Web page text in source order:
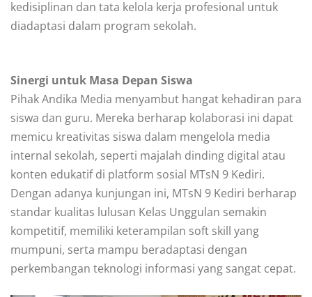
kedisiplinan dan tata kelola kerja profesional untuk
diadaptasi dalam program sekolah.
Sinergi untuk Masa Depan Siswa
Pihak Andika Media menyambut hangat kehadiran para
siswa dan guru. Mereka berharap kolaborasi ini dapat
memicu kreativitas siswa dalam mengelola media
internal sekolah, seperti majalah dinding digital atau
konten edukatif di platform sosial MTsN 9 Kediri.
Dengan adanya kunjungan ini, MTsN 9 Kediri berharap
standar kualitas lulusan Kelas Unggulan semakin
kompetitif, memiliki keterampilan soft skill yang
mumpuni, serta mampu beradaptasi dengan
perkembangan teknologi informasi yang sangat cepat.